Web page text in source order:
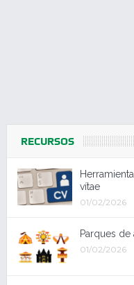
RECURSOS
vítae
01/02/2026
Parques
01/02/2026